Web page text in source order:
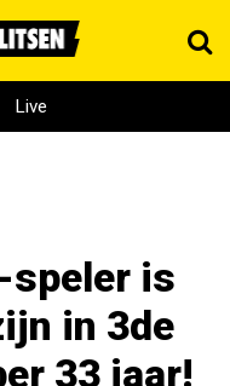
Live
speler is
in 3de
33 jaar!